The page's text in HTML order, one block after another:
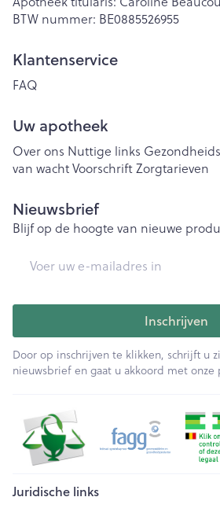
BTW nummer: BE0885526955
Klantenservice
FAQ
Uw apotheek
Over ons Nuttige links
van wachtVoorschriftZorgtarieven
Nieuwsbrief
Blijf op de hoogte van nieuwe
Inschrijven
Door op inschrijven te klikken, schrijft u
nieuwsbrief en gaat u akkoord met onze
Juridische links